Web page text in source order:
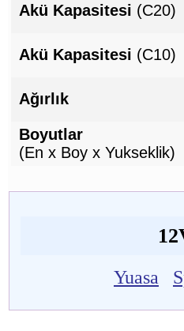
Akü Kapasitesi (C20)
Akü Kapasitesi (C10)
Ağırlık
Boyutlar
(En x Boy x Yukseklik)
Yuasa